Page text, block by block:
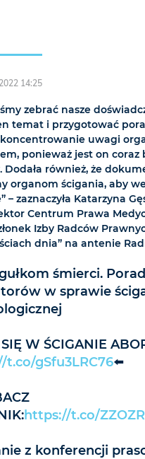
14:25
zebrać nasze
temat i przygotować
uwagi
ponieważ jest on coraz
Dodała również, że
organom ścigania, aby
– zaznaczyła Katarzyna
Centrum Prawa
Izby Radców
dnia” na antenie
śmierci.
w sprawie
W ŚCIGANIE
t.co/gSfu3LRC76⬅️
https://t.co/
z konferencji